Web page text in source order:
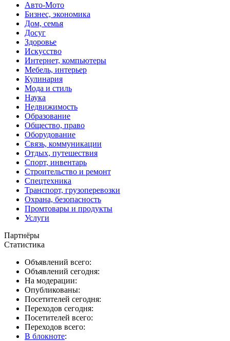
Авто-Мото
Бизнес, экономика
Дом, семья
Досуг
Здоровье
Искусство
Интернет, компьютеры
Мебель, интерьер
Кулинария
Мода и стиль
Наука
Недвижимость
Образование
Общество, право
Оборудование
Связь, коммуникации
Отдых, путешествия
Спорт, инвентарь
Строительство и ремонт
Спецтехника
Транспорт, грузоперевозки
Охрана, безопасность
Промтовары и продукты
Услуги
Партнёры
Статистика
Объявлений всего:
Объявлений сегодня:
На модерации:
Опубликованы:
Посетителей сегодня:
Переходов сегодня:
Посетителей всего:
Переходов всего:
В блокноте: